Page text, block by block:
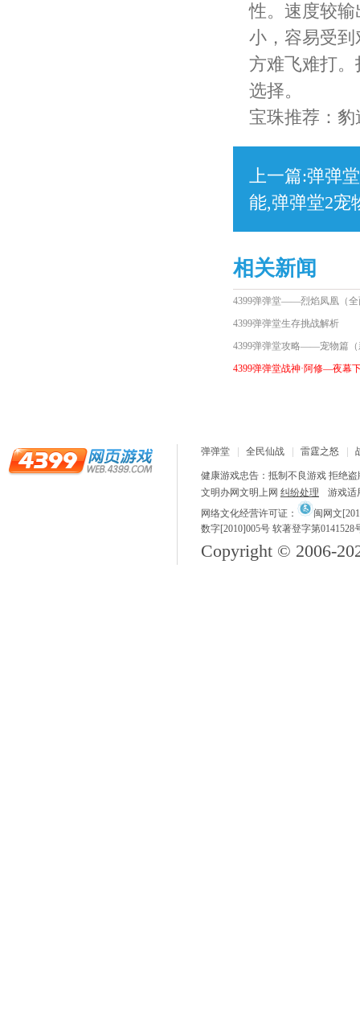
性。速度较
小，容易受
方难飞难打
选择。
宝珠推荐：
上一篇:弹弹
能,弹弹堂2宠
相关新闻
4399弹弹堂——烈焰凤凰（全
4399弹弹堂生存挑战解析
4399弹弹堂攻略——宠物篇（
4399弹弹堂战神·阿修—夜幕
弹弹堂 全民仙战 雷霆之怒
健康游戏忠告：抵制不良游戏 拒绝
文明办网文明上网 纠纷处理
游戏适
网络文化经营许可证：
闽网文
数字[2010]005号 软著登字第0141528
Copyright © 2006-